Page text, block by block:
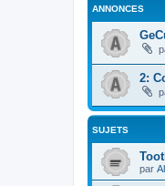
ANNONCES
2:
SUJETS
par